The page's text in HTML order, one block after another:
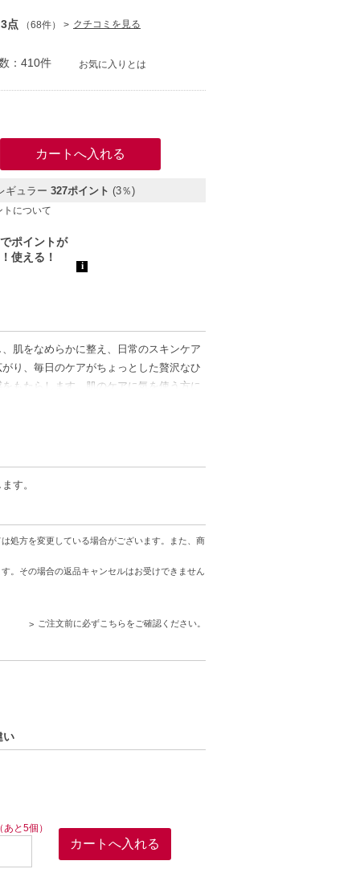
点 （68件） クチコミを見る
：410件 お気に入りとは
ギュラー 327ポイント (3％)
トについて
肌をなめらかに整え、日常のスキンケア
り、毎日のケアがちょっとした贅沢なひ
もたらします。肌のケアに気を使う方に
る肌を目指してください。
す。
処方を変更している場合がございます。また、商
。その場合の返品キャンセルはお受けできません
ご注文前に必ずこちらをご確認ください。
い
と5個）